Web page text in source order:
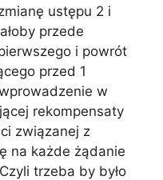
ustępu 2 i
przede
i powrót
przed 1
w
rekompensaty
związanej z
na każde żądanie
trzeba by było